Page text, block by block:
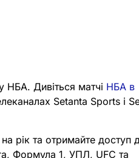
НБА. Дивіться матчі НБА в
Setanta Sports і
рік та отримайте доступ
Формула 1, УПЛ, UFC та